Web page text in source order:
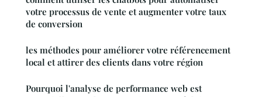
votre processus de vente et augmenter votre taux
de conversion
les méthodes pour améliorer votre référencement
local et attirer des clients dans votre région
Pourquoi l'analyse de performance web est